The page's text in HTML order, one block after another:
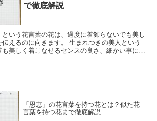
で徹底解説
という花言葉の花は、過度に着飾らないでも美し
えるのに向きます。 生まれつきの美人という
美しく着こなせるセンスの良さ、細かい事にと
「恩恵」の花言葉を持つ花とは？似た花
言葉を持つ花まで徹底解説